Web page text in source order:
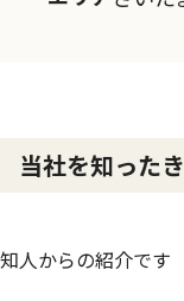
当社を知った
知人からの紹介です